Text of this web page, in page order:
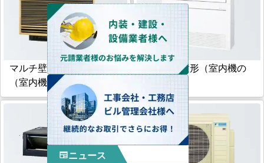
マルチ壁埋込形
（室内機のみ）
マルチ床置形（室内機の
newspaperニュース